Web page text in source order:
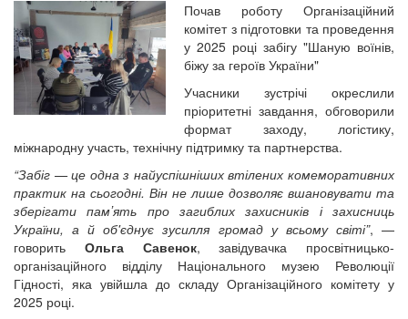
Почав роботу Організаційний
комітет з підготовки та проведення
у 2025 році забігу "Шаную воїнів,
біжу за героїв України"
Учасники зустрічі окреслили
пріоритетні завдання, обговорили
формат заходу, логістику,
міжнародну участь, технічну підтримку та партнерства.
“Забіг — це одна з найуспішніших втілених комеморативних
практик на сьогодні. Він не лише дозволяє вшановувати та
зберігати памʼять про загиблих захисників і захисниць
України, а й об'єднує зусилля громад у всьому світі”, —
говорить Ольга Савенок, завідувачка просвітницько-
організаційного відділу Національного музею Революції
Гідності, яка увійшла до складу Організаційного комітету у
2025 році.